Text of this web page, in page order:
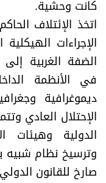
كانت وحشية.
اتخذ الإئتلاف
الإجراءات
الضفة الغربية
في الأنظمة
ديموغرافية
الإحتلال العادي
الدولية وهيئات
وترسيخ نظام شبيه
صارخ للقانون